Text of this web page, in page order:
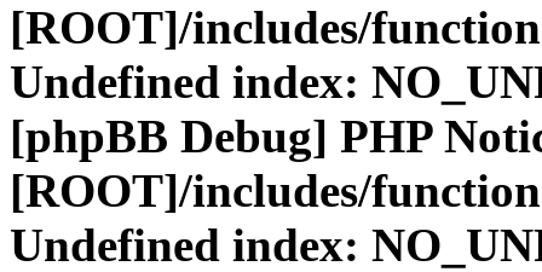
[ROOT]/includes/
Undefined index:
[phpBB Debug] PHP
[ROOT]/includes/
Undefined index: